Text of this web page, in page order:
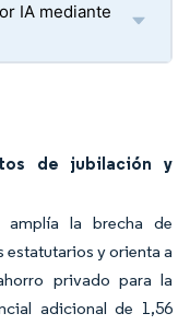
IA mediante
de jubilación y
amplía la brecha de
estatutarios y orienta a
privado para la
adicional de 1,56